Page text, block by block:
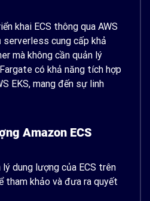
khai ECS thông qua AWS
cung cấp khả
mà không cần quản lý
có khả năng tích hợp
EKS, mang đến sự linh
Amazon ECS
lý dung lượng của ECS trên
tham khảo và đưa ra quyết